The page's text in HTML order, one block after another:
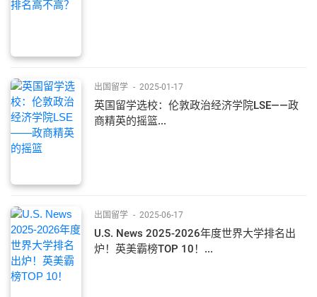
出国留学 - 2025-01-17
英国留学选校：伦敦政治经济学院LSE——政
商精英的摇篮...
出国留学 - 2025-06-17
U.S. News 2025-2026年度世界大学排名出
炉！英美霸榜TOP 10！...